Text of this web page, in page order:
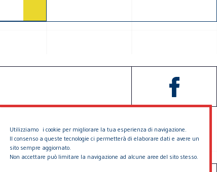
Utilizziamo i cookie per migliorare la tua esperienza di navigazione.
Il consenso a queste tecnologie ci permetterà di elaborare dati e avere un
sito sempre aggiornato.
Non accettare può limitare la navigazione ad alcune aree del sito stesso.